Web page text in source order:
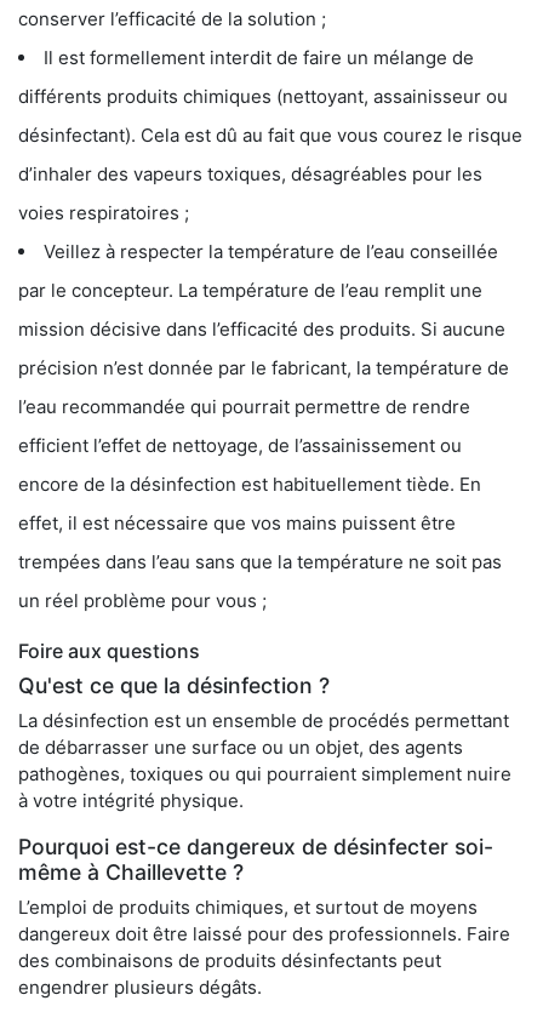
conserver l’efficacité de la solution ;
Il est formellement interdit de faire un mélange de
différents produits chimiques (nettoyant, assainisseur ou
désinfectant). Cela est dû au fait que vous courez le risque
d’inhaler des vapeurs toxiques, désagréables pour les
voies respiratoires ;
Veillez à respecter la température de l’eau conseillée
par le concepteur. La température de l’eau remplit une
mission décisive dans l’efficacité des produits. Si aucune
précision n’est donnée par le fabricant, la température de
l’eau recommandée qui pourrait permettre de rendre
efficient l’effet de nettoyage, de l’assainissement ou
encore de la désinfection est habituellement tiède. En
effet, il est nécessaire que vos mains puissent être
trempées dans l’eau sans que la température ne soit pas
un réel problème pour vous ;
Foire aux questions
Qu'est ce que la désinfection ?
La désinfection est un ensemble de procédés permettant
de débarrasser une surface ou un objet, des agents
pathogènes, toxiques ou qui pourraient simplement nuire
à votre intégrité physique.
Pourquoi est-ce dangereux de désinfecter soi-
même à Chaillevette ?
L’emploi de produits chimiques, et surtout de moyens
dangereux doit être laissé pour des professionnels. Faire
des combinaisons de produits désinfectants peut
engendrer plusieurs dégâts.